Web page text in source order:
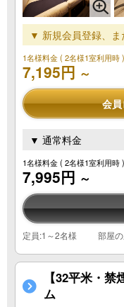
▼ 新規会員登録、ま
1名様料金( 2名様1室利用時 )
7,195円 ～
会
▼ 通常料金
1名様料金( 2名様1室利用時 )
7,995円 ～
定員:1～2名様 部屋
【32平米・
ム